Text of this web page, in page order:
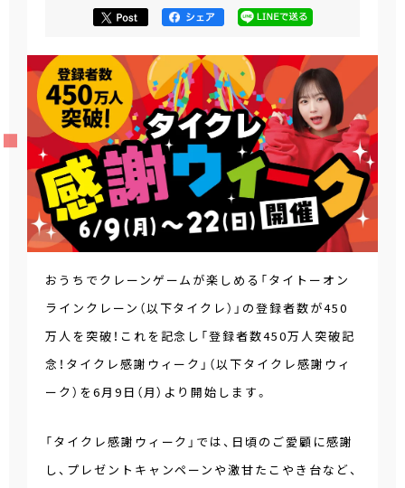
おうちでクレーンゲームが楽しめる「タイトーオン
ラインクレーン（以下タイクレ）」の登録者数が450
万人を突破！これを記念し「登録者数450万人突破記
念！タイクレ感謝ウィーク」（以下タイクレ感謝ウィ
ーク）を6月9日（月）より開始します。
「タイクレ感謝ウィーク」では、日頃のご愛顧に感謝
し、プレゼントキャンペーンや激甘たこやき台など、